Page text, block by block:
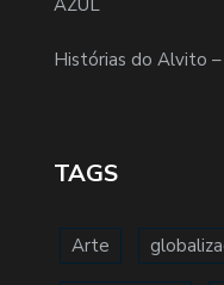
Histórias do Alvito –
TAGS
Arte